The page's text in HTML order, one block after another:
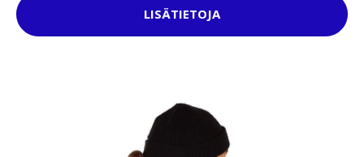
LISÄTIETOJA